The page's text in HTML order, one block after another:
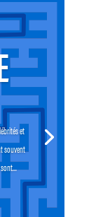
et
souvent